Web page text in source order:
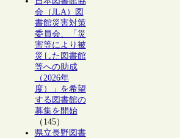
会（JLA）図
書館災害対策
委員会、「災
害等により被
災した図書館
等への助成
（2026年
度）」を希望
する図書館の
募集を開始
（145）
県立長野図書